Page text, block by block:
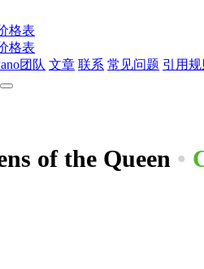
格表
格表
团队 文章 联系 常见问题 引用
of the Queen •